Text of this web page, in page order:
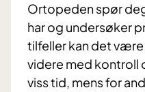
Ortopeden spør
har og undersøker
tilfeller kan det
videre med kontroll
viss tid, mens for